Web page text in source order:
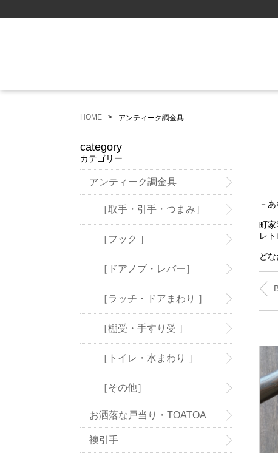
HOME アンティーク調金具
－
町家
レ
ど
category
カテゴリー
アンティーク調金具
［取手・引手・つまみ］
［フック ］
［ドアノブ・レバー］
［ラッチ・ドアまわり ］
［棚受・手すり受 ］
［トイレ・水まわり ］
［その他］
お洒落な戸当り・TOATOA
襖引手